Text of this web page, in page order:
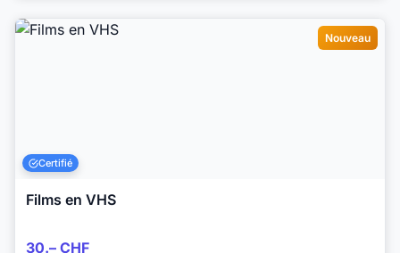
Nouveau
Certifié
Films en VHS
30.– CHF